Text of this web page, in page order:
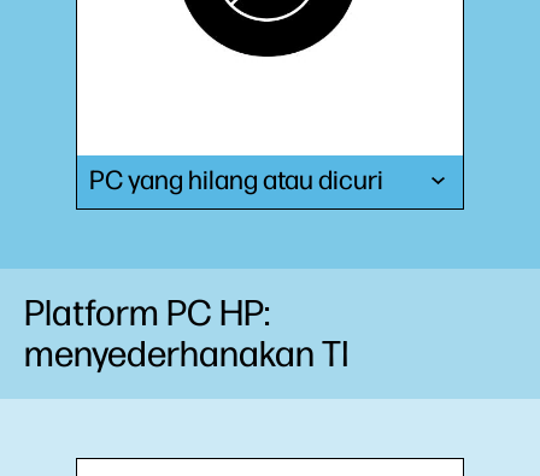
PC yang hilang atau dicuri
Platform PC HP:
menyederhanakan TI